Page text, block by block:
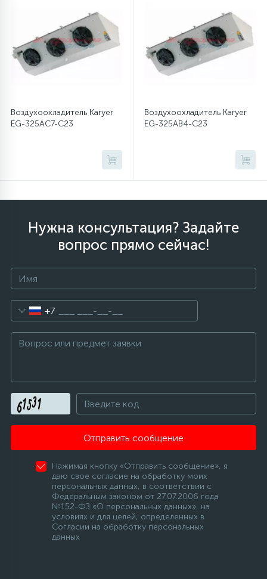
Воздухоохладитель Karyer
EG-325AC7-C23
Воздухоохладитель Karyer
EG-325AB4-C23
Нужна консультация? Задайте
вопрос прямо сейчас!
+7
Отправить сообщение
Нажимая кнопку «Отправить сообщение», я
даю свое согласие на обработку моих
персональных данных, в соответствии с
Федеральным законом от 27.07.2006 года
№152-ФЗ «О персональных данных», на
условиях и для целей, определенных в
Согласии на обработку персональных
данных